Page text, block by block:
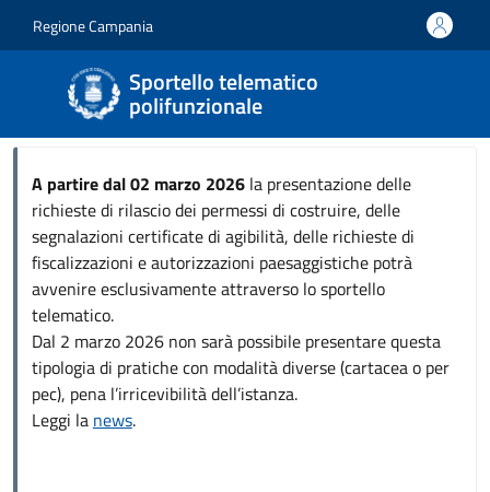
Regione Campania
Sportello telematico
polifunzionale
A partire dal 02 marzo 2026la presentazione delle
richieste di rilascio dei permessi di costruire, delle
segnalazioni certificate di agibilità, delle richieste di
fiscalizzazioni e autorizzazioni paesaggistiche potrà
avvenire esclusivamente attraverso lo sportello
telematico.
Dal 2 marzo 2026 non sarà possibile presentare questa
tipologia di pratiche con modalità diverse (cartacea o per
pec), pena l’irricevibilità dell’istanza.
Leggi la news.